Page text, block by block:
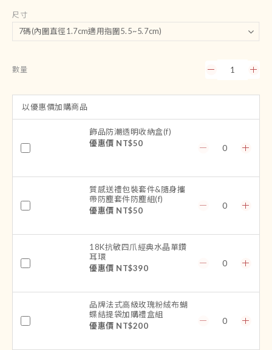
尺寸
數量
以優惠價加購商品
飾品防潮透明收納盒(f)
優惠價 NT$50
質感送禮包裝套件&隨身攜
帶防塵套件防塵組(f)
優惠價 NT$50
18K抗敏四爪經典水晶單鑽
耳環
優惠價 NT$390
品牌法式高級玫瑰粉絨布蝴
蝶結提袋加購禮盒組
優惠價 NT$200